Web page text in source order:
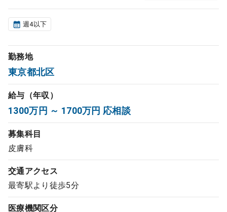
スポット検索
DtoDの転職・
コンサルタント
成功事例
転職ノウハウ
受付時間
0120-337-613
週4以下
勤務地
東京都北区
給与（年収）
1300万円 ～ 1700万円 応相談
募集科目
皮膚科
交通アクセス
最寄駅より徒歩5分
医療機関区分